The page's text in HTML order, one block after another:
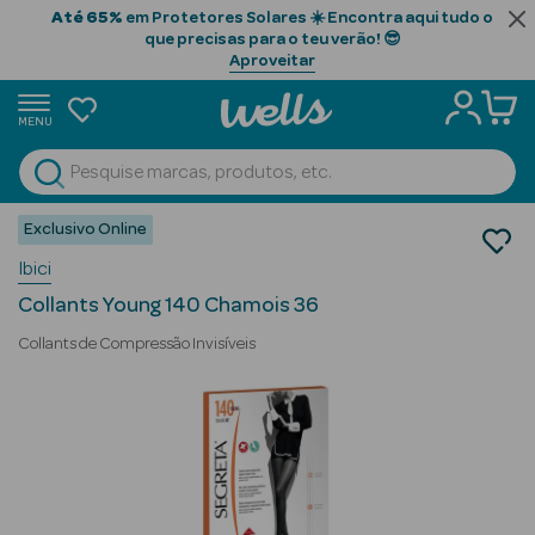
Até 65% em Protetores Solares ☀️ Encontra aqui tudo o
que precisas para o teu verão! 😎
Aproveitar
MENU
Ver Tudo
Beauty Season
Beauty Season
Cabelo
Profissional
Ortopedia
Meias de Descanso
Collants
Exclusivo Online
Ibici
Collants Young 140 Chamois 36
Collants de Compressão Invisíveis